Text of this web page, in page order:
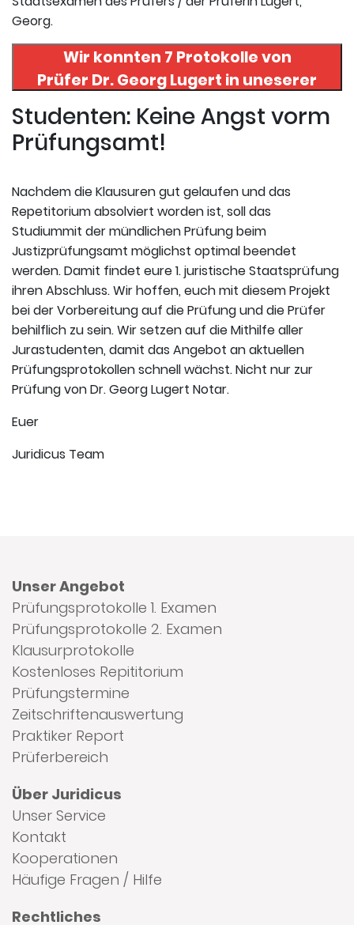
Georg.
Wir konnten 7 Protokolle von
Prüfer Dr. Georg Lugert in uneserer
Datenbank finden. Hier
registrieren und die Protokolle
abrufen.
Studenten: Keine Angst vorm
Prüfungsamt!
Nachdem die Klausuren gut gelaufen und das
Repetitorium absolviert worden ist, soll das
Studiummit der mündlichen Prüfung beim
Justizprüfungsamt möglichst optimal beendet
werden. Damit findet eure 1. juristische Staatsprüfung
ihren Abschluss. Wir hoffen, euch mit diesem Projekt
bei der Vorbereitung auf die Prüfung und die Prüfer
behilflich zu sein. Wir setzen auf die Mithilfe aller
Jurastudenten, damit das Angebot an aktuellen
Prüfungsprotokollen schnell wächst. Nicht nur zur
Prüfung von Dr. Georg Lugert Notar.
Euer
Juridicus Team
Unser Angebot
Prüfungsprotokolle 1. Examen
Prüfungsprotokolle 2. Examen
Klausurprotokolle
Kostenloses Repititorium
Prüfungstermine
Zeitschriftenauswertung
Praktiker Report
Prüferbereich
Über Juridicus
Unser Service
Kontakt
Kooperationen
Häufige Fragen / Hilfe
Rechtliches